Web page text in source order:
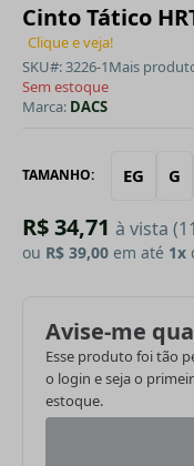
Cinto Tático
Clique e veja!
SKU#: 3226-1Mais
Sem estoque
Marca: DACS
TAMANHO: EG G
R$ 34,71 à vista
ou R$ 39,00 em até 1x
Avise-me
Esse produto foi tão
o login e seja o
estoque.